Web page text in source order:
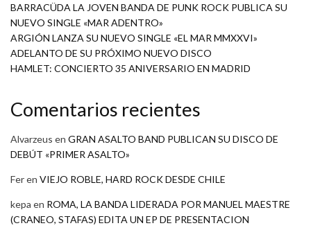
BARRACÜDA LA JOVEN BANDA DE PUNK ROCK PUBLICA SU
NUEVO SINGLE «MAR ADENTRO»
ARGIÓN LANZA SU NUEVO SINGLE «EL MAR MMXXVI»
ADELANTO DE SU PRÓXIMO NUEVO DISCO
HAMLET: CONCIERTO 35 ANIVERSARIO EN MADRID
Comentarios recientes
Alvarzeus en GRAN ASALTO BAND PUBLICAN SU DISCO DE
DEBÚT «PRIMER ASALTO»
Feren VIEJO ROBLE, HARD ROCK DESDE CHILE
kepa en ROMA, LA BANDA LIDERADA POR MANUEL MAESTRE
(CRANEO, STAFAS) EDITA UN EP DE PRESENTACION